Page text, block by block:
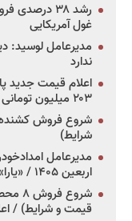
رشد ۳۸
غول آمریکایی
مدیرعامل لوسید:
ندارد
۲۰۳ میلیون تومانی
شرایط)
اربعین ۱۴۰۵ / «یارا» و هوش مصنوعی به خدمت زائران آمد
قیمت و شرایط) / اعلام